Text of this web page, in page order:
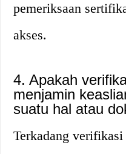
pemeriksaan
akses.
4. Apakah
menjamin
suatu hal atau
Terkadang